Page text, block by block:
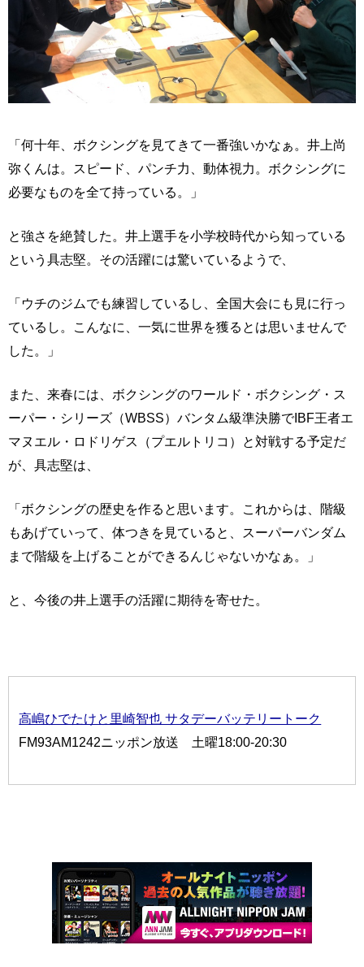
「何十年、ボクシングを見てきて一番強いかなぁ。井上尚
弥くんは。スピード、パンチ力、動体視力。ボクシングに
必要なものを全て持っている。」
と強さを絶賛した。井上選手を小学校時代から知っている
という具志堅。その活躍には驚いているようで、
「ウチのジムでも練習しているし、全国大会にも見に行っ
ているし。こんなに、一気に世界を獲るとは思いませんで
した。」
また、来春には、ボクシングのワールド・ボクシング・ス
ーパー・シリーズ（WBSS）バンタム級準決勝でIBF王者エ
マヌエル・ロドリゲス（プエルトリコ）と対戦する予定だ
が、具志堅は、
「ボクシングの歴史を作ると思います。これからは、階級
もあげていって、体つきを見ていると、スーパーバンダム
まで階級を上げることができるんじゃないかなぁ。」
と、今後の井上選手の活躍に期待を寄せた。
高嶋ひでたけと里崎智也 サタデーバッテリートーク
FM93AM1242ニッポン放送 土曜18:00-20:30